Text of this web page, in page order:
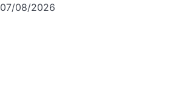
07/08/2026